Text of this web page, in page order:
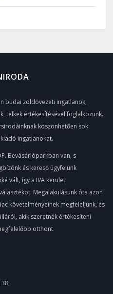
budai zöldövezeti ingatlanok,
telkek értékesítésével foglalkozunk.
köszönhetően sok
ingatlanokat.
Bevásárlóparkban van, s
és kereső ügyfelünk
vált, így a II/A kerületi
Megalakulásunk óta azon
követelményeinek megfeleljünk, és
akik szeretnék értékesíteni
otthont.